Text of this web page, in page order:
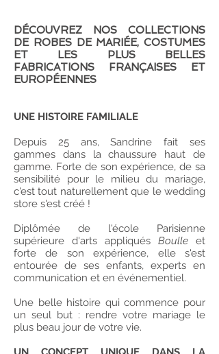
DÉCOUVREZ NOS COLLECTIONS
DE ROBES DE MARIÉE, COSTUMES
ET LES PLUS BELLES
FABRICATIONS FRANÇAISES ET
EUROPÉENNES
UNE HISTOIRE FAMILIALE
Depuis 25 ans, Sandrine fait ses
gammes dans la chaussure haut de
gamme. Forte de son expérience, de sa
sensibilité pour le milieu du mariage,
c'est tout naturellement que le wedding
store s'est créé !
Diplômée de l'école Parisienne
supérieure d'arts appliqués Boulle et
forte de son expérience, elle s'est
entourée de ses enfants, experts en
communication et en événementiel.
Une belle histoire qui commence pour
un seul but : rendre votre mariage le
plus beau jour de votre vie.​​